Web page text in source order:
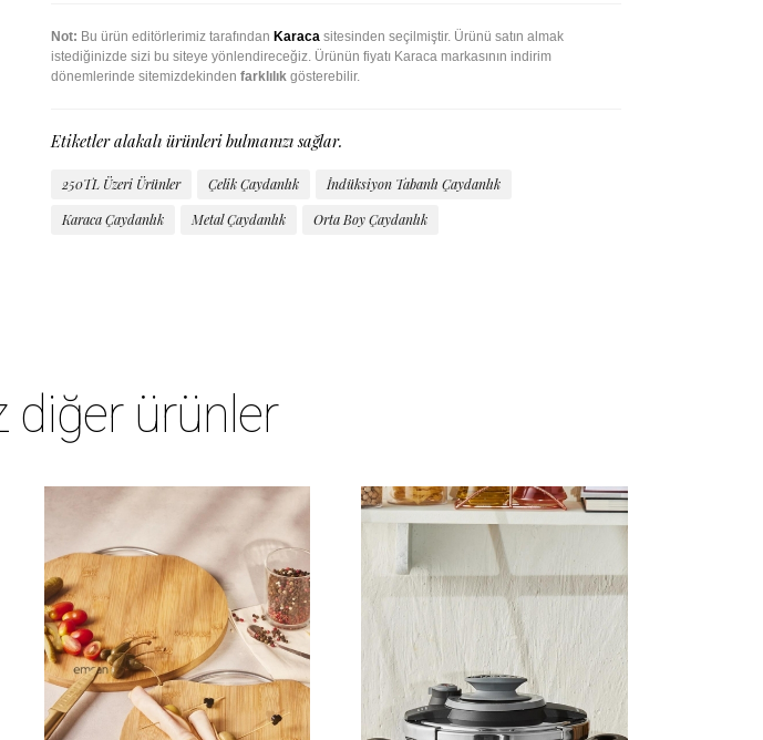
Not: Bu ürün editörlerimiz tarafından Karaca sitesinden seçilmiştir. Ürünü satın almak
istediğinizde sizi bu siteye yönlendireceğiz. Ürünün fiyatı Karaca markasının indirim
dönemlerinde sitemizdekinden farklılık gösterebilir.
Etiketler alakalı ürünleri bulmanızı sağlar.
250TL Üzeri Ürünler Çelik Çaydanlık
İndüksiyon Tabanlı Çaydanlık
Karaca Çaydanlık
Metal Çaydanlık Orta Boy Çaydanlık
diğer ürünler